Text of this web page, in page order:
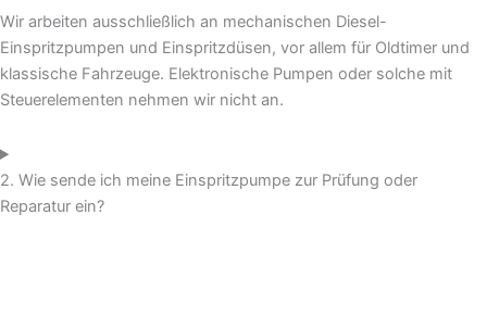
Wir arbeiten ausschließlich an mechanischen Diesel-
Einspritzpumpen und Einspritzdüsen, vor allem für Oldtimer und
klassische Fahrzeuge. Elektronische Pumpen oder solche mit
Steuerelementen nehmen wir nicht an.
2. Wie sende ich meine Einspritzpumpe zur Prüfung oder
Reparatur ein?